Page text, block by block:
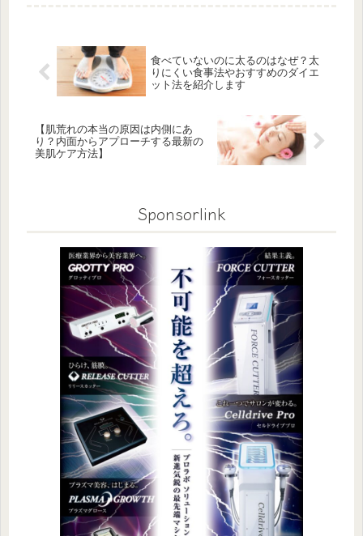
食べていないのに太るのはなぜ？太
りにくい食事法やおすすめのダイエ
ット法を紹介します
【肌荒れの本当の原因は内側にあ
り？内面からアプローチする最新の
美肌ケア方法】
Sponsorlink